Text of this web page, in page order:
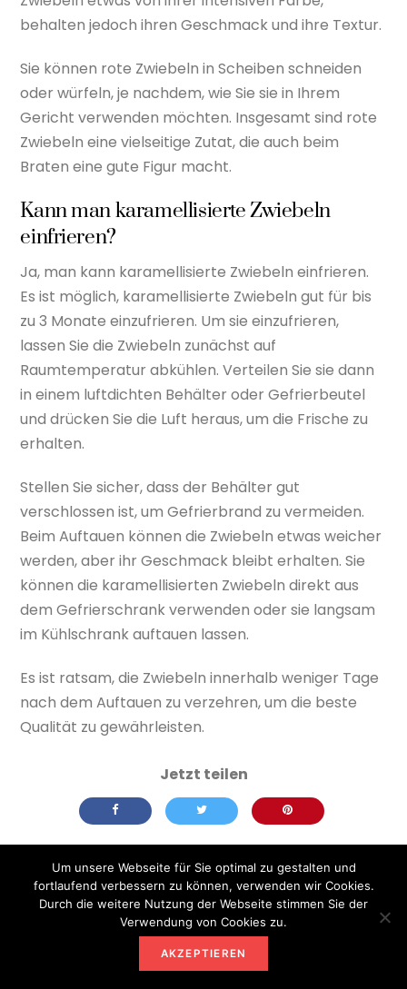
behalten jedoch ihren Geschmack und ihre Textur.
Sie können rote Zwiebeln in Scheiben schneiden
oder würfeln, je nachdem, wie Sie sie in Ihrem
Gericht verwenden möchten. Insgesamt sind rote
Zwiebeln eine vielseitige Zutat, die auch beim
Braten eine gute Figur macht.
Kann man karamellisierte Zwiebeln
einfrieren?
Ja, man kann karamellisierte Zwiebeln einfrieren.
Es ist möglich, karamellisierte Zwiebeln gut für bis
zu 3 Monate einzufrieren. Um sie einzufrieren,
lassen Sie die Zwiebeln zunächst auf
Raumtemperatur abkühlen. Verteilen Sie sie dann
in einem luftdichten Behälter oder Gefrierbeutel
und drücken Sie die Luft heraus, um die Frische zu
erhalten.
Stellen Sie sicher, dass der Behälter gut
verschlossen ist, um Gefrierbrand zu vermeiden.
Beim Auftauen können die Zwiebeln etwas weicher
werden, aber ihr Geschmack bleibt erhalten. Sie
können die karamellisierten Zwiebeln direkt aus
dem Gefrierschrank verwenden oder sie langsam
im Kühlschrank auftauen lassen.
Es ist ratsam, die Zwiebeln innerhalb weniger Tage
nach dem Auftauen zu verzehren, um die beste
Qualität zu gewährleisten.
Um unsere Webseite für Sie optimal zu gestalten und
fortlaufend verbessern zu können, verwenden wir Cookies.
Durch die weitere Nutzung der Webseite stimmen Sie der
Verwendung von Cookies zu.
AKZEPTIEREN